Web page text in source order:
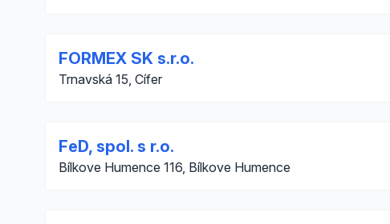
FORMEX SK s.r.o.
Trnavská 15, Cífer
FeD, spol. s r.o.
Bílkove Humence 116, Bílkove Humence